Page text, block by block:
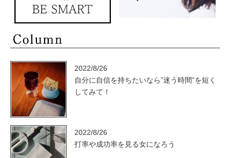
2022/8/26
自分に自信を持ちたいなら”迷う時間”を短く
してみて！
2022/8/26
打率や成功率を見る女になろう